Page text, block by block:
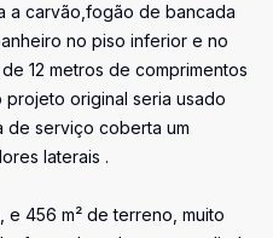
a carvão,fogão de bancada
no piso inferior e no
12 metros de comprimentos
original seria usado
de serviço coberta um
laterais .
e 456 m² de terreno, muito